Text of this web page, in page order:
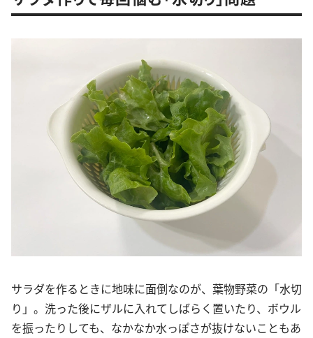
サラダを作るときに地味に面倒なのが、葉物野菜の「水切
り」。洗った後にザルに入れてしばらく置いたり、ボウル
を振ったりしても、なかなか水っぽさが抜けないこともあ